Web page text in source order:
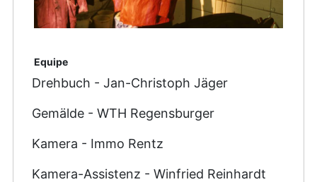
Equipe
Drehbuch - Jan-Christoph Jäger
Gemälde - WTH Regensburger
Kamera - Immo Rentz
Kamera-Assistenz - Winfried Reinhardt